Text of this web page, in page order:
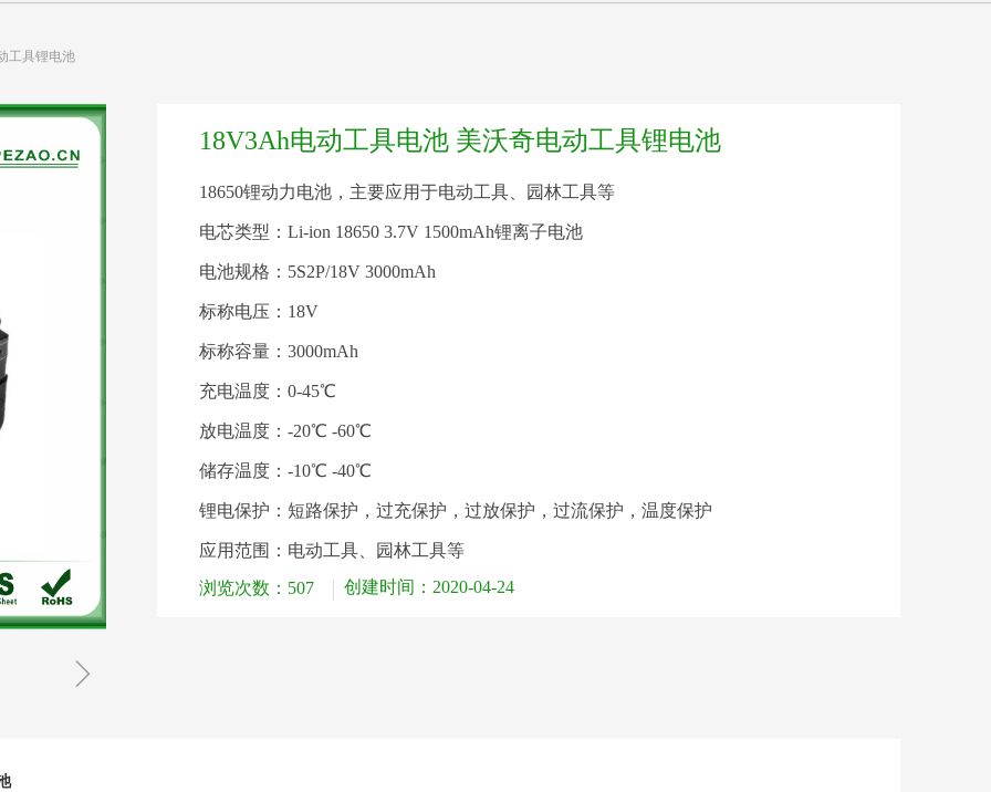
工具锂电池
18V3Ah电动工具电池 美沃奇电动工具锂电池
18650锂动力电池，主要应用于电动工具、园林工具等
电芯类型：Li-ion 18650 3.7V 1500mAh锂离子电池
电池规格：5S2P/18V 3000mAh
标称电压：18V
标称容量：3000mAh
充电温度：0-45℃
放电温度：-20℃ -60℃
储存温度：-10℃ -40℃
锂电保护：短路保护，过充保护，过放保护，过流保护，温度保护
应用范围：电动工具、园林工具等
浏览次数： 507 创建时间： 2020-04-24
ꁇ